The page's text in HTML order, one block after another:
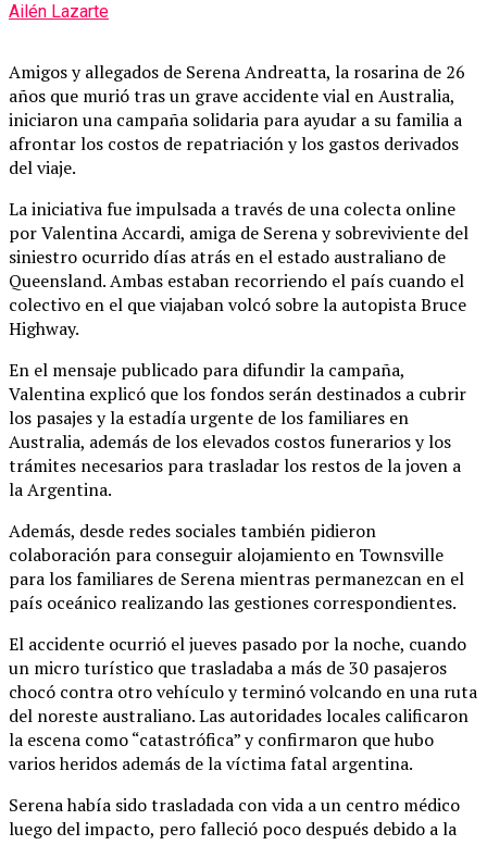
Ailén Lazarte
Amigos y allegados de Serena Andreatta, la rosarina de 26
años que murió tras un grave accidente vial en Australia,
iniciaron una campaña solidaria para ayudar a su familia a
afrontar los costos de repatriación y los gastos derivados
del viaje.
La iniciativa fue impulsada a través de una colecta online
por Valentina Accardi, amiga de Serena y sobreviviente del
siniestro ocurrido días atrás en el estado australiano de
Queensland. Ambas estaban recorriendo el país cuando el
colectivo en el que viajaban volcó sobre la autopista Bruce
Highway.
En el mensaje publicado para difundir la campaña,
Valentina explicó que los fondos serán destinados a cubrir
los pasajes y la estadía urgente de los familiares en
Australia, además de los elevados costos funerarios y los
trámites necesarios para trasladar los restos de la joven a
la Argentina.
Además, desde redes sociales también pidieron
colaboración para conseguir alojamiento en Townsville
para los familiares de Serena mientras permanezcan en el
país oceánico realizando las gestiones correspondientes.
El accidente ocurrió el jueves pasado por la noche, cuando
un micro turístico que trasladaba a más de 30 pasajeros
chocó contra otro vehículo y terminó volcando en una ruta
del noreste australiano. Las autoridades locales calificaron
la escena como “catastrófica” y confirmaron que hubo
varios heridos además de la víctima fatal argentina.
Serena había sido trasladada con vida a un centro médico
luego del impacto, pero falleció poco después debido a la